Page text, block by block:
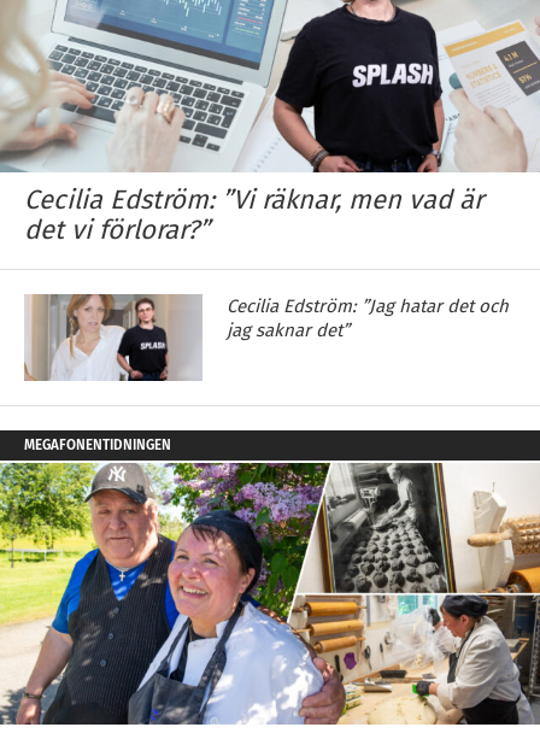
Cecilia Edström: ”Vi räknar, men vad är
det vi förlorar?”
Cecilia Edström: ”Jag hatar det och
jag saknar det”
MEGAFONENTIDNINGEN